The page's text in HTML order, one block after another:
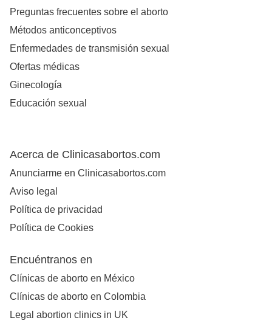
Preguntas frecuentes sobre el aborto
Métodos anticonceptivos
Enfermedades de transmisión sexual
Ofertas médicas
Ginecología
Educación sexual
Acerca de Clinicasabortos.com
Anunciarme en Clinicasabortos.com
Aviso legal
Política de privacidad
Política de Cookies
Encuéntranos en
Clínicas de aborto en México
Clínicas de aborto en Colombia
Legal abortion clinics in UK